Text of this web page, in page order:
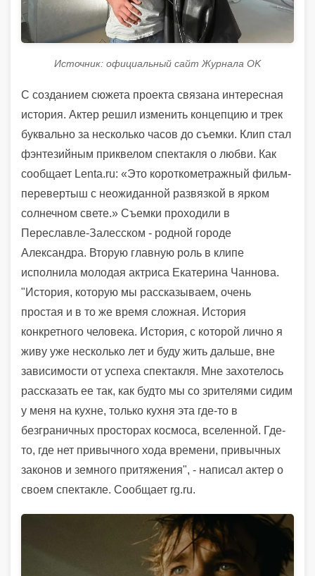
Источник: официальный сайт Журнала OK
С созданием сюжета проекта связана интересная
история. Актер решил изменить концепцию и трек
буквально за несколько часов до съемки. Клип стал
фэнтезийным приквелом спектакля о любви. Как
сообщает Lenta.ru: «Это короткометражный фильм-
перевертыш с неожиданной развязкой в ярком
солнечном свете.» Съемки проходили в
Переславле-Залесском - родной городе
Александра. Вторую главную роль в клипе
исполнила молодая актриса Екатерина Чаннова.
"История, которую мы рассказываем, очень
простая и в то же время сложная. История
конкретного человека. История, с которой лично я
живу уже несколько лет и буду жить дальше, вне
зависимости от успеха спектакля. Мне захотелось
рассказать ее так, как будто мы со зрителями сидим
у меня на кухне, только кухня эта где-то в
безграничных просторах космоса, вселенной. Где-
то, где нет привычного хода времени, привычных
законов и земного притяжения", - написал актер о
своем спектакле. Сообщает rg.ru.